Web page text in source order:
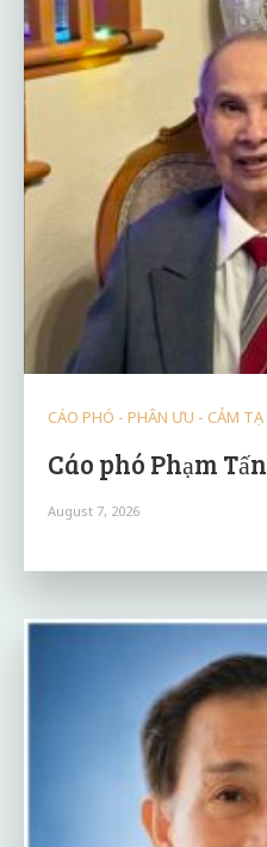
CÁO PHÓ - PHÂN ƯU - CẢM TẠ
Cáo phó Phạm Tấn
August 7, 2026